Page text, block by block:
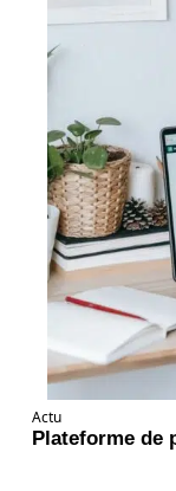
Actu
Plateforme de